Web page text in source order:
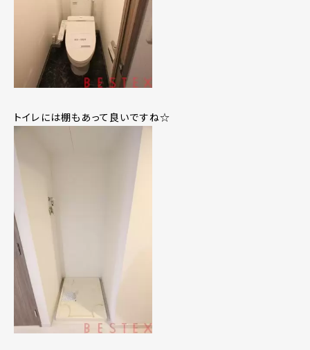
トイレには棚もあって良いですね☆